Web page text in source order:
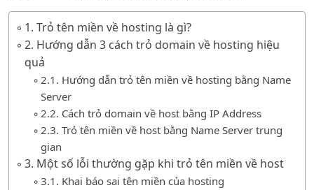
1. Trỏ tên miền về hosting là gì?
2. Hướng dẫn 3 cách trỏ domain về hosting hiệu
quả
2.1. Hướng dẫn trỏ tên miền về hosting bằng Name
Server
2.2. Cách trỏ domain về host bằng IP Address
2.3. Trỏ tên miền về host bằng Name Server trung
gian
3. Một số lỗi thường gặp khi trỏ tên miền về host
3.1. Khai báo sai tên miền của hosting